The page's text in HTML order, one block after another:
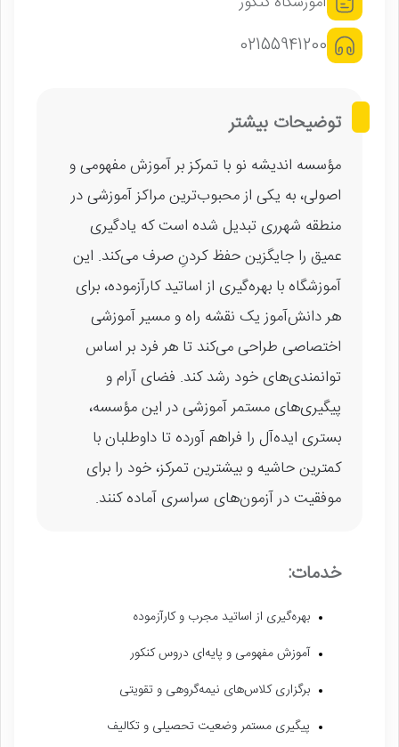
02155941200
توضیحات بیشتر
مؤسسه اندیشه نو با تمرکز بر آموزش مفهومی و
اصولی، به یکی از محبوب‌ترین مراکز آموزشی در
منطقه شهرری تبدیل شده است که یادگیری
عمیق را جایگزین حفظ کردنِ صرف می‌کند. این
آموزشگاه با بهره‌گیری از اساتید کارآزموده، برای
هر دانش‌آموز یک نقشه راه و مسیر آموزشی
اختصاصی طراحی می‌کند تا هر فرد بر اساس
توانمندی‌های خود رشد کند. فضای آرام و
پیگیری‌های مستمر آموزشی در این مؤسسه،
بستری ایده‌آل را فراهم آورده تا داوطلبان با
کمترین حاشیه و بیشترین تمرکز، خود را برای
موفقیت در آزمون‌های سراسری آماده کنند.
خدمات:
بهره‌گیری از اساتید مجرب و کارآزموده
آموزش مفهومی و پایه‌ای دروس کنکور
برگزاری کلاس‌های نیمه‌گروهی و تقویتی
پیگیری مستمر وضعیت تحصیلی و تکالیف